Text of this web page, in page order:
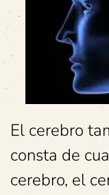
El cerebro
consta de
cerebro, el